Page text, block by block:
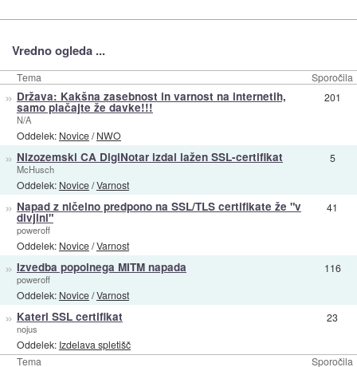
Vredno ogleda ...
Tema Sporočila
Tema Sporočila
» Država: Kakšna zasebnost in varnost na internetih,
samo plačajte že davke!!!
N/A
Oddelek: Novice/NWO
201
» Nizozemski CA DigiNotar izdal lažen SSL-certifikat
McHusch
Oddelek: Novice/Varnost
5
» Napad z ničelno predpono na SSL/TLS certifikate že "v
divjini"
poweroff
Oddelek: Novice/Varnost
41
» Izvedba popolnega MITM napada
poweroff
Oddelek: Novice/Varnost
116
» Kateri SSL certifikat
nojus
Oddelek: Izdelava spletišč
23